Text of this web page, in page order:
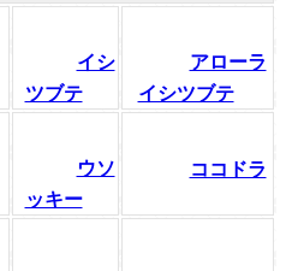
イシ
ツブテ
アローラ
イシツブテ
ウソ
ッキー
ココドラ